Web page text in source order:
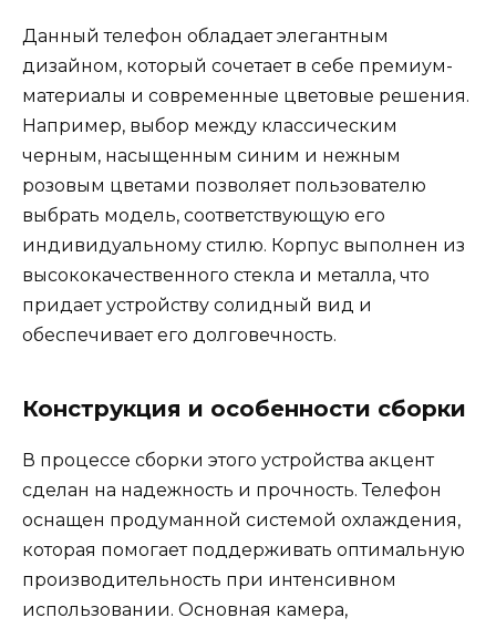
Данный телефон обладает элегантным
дизайном, который сочетает в себе премиум-
материалы и современные цветовые решения.
Например, выбор между классическим
черным, насыщенным синим и нежным
розовым цветами позволяет пользователю
выбрать модель, соответствующую его
индивидуальному стилю. Корпус выполнен из
высококачественного стекла и металла, что
придает устройству солидный вид и
обеспечивает его долговечность.
Конструкция и особенности сборки
В процессе сборки этого устройства акцент
сделан на надежность и прочность. Телефон
оснащен продуманной системой охлаждения,
которая помогает поддерживать оптимальную
производительность при интенсивном
использовании. Основная камера,